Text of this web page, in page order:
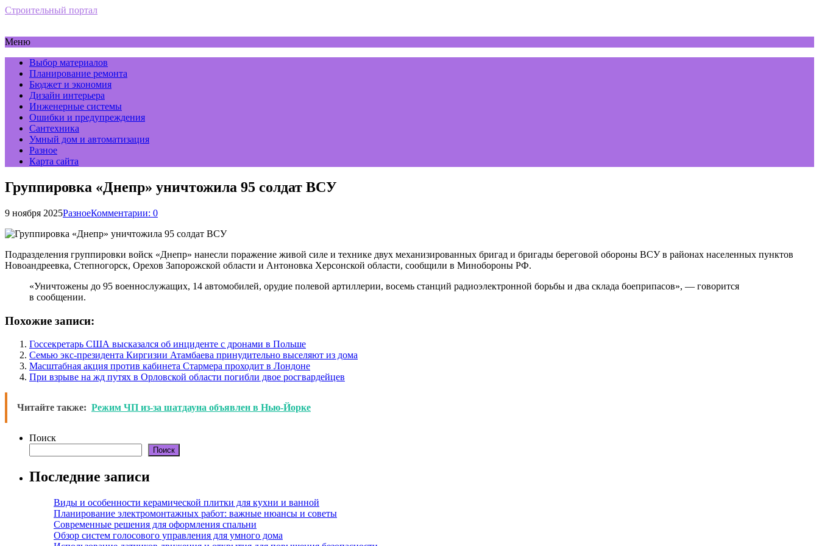
Строительный портал
Меню
Выбор материалов
Планирование ремонта
Бюджет и экономия
Дизайн интерьера
Инженерные системы
Ошибки и предупреждения
Сантехника
Умный дом и автоматизация
Разное
Карта сайта
Группировка «Днепр» уничтожила 95 солдат ВСУ
9 ноября 2025РазноеКомментарии: 0
Подразделения группировки войск «Днепр» нанесли поражение живой силе и технике двух механизированных бригад и бригады береговой обороны ВСУ в районах населенных пунктов
Новоандреевка, Степногорск, Орехов Запорожской области и Антоновка Херсонской области, сообщили в Минобороны РФ.
«Уничтожены до 95 военнослужащих, 14 автомобилей, орудие полевой артиллерии, восемь станций радиоэлектронной борьбы и два склада боеприпасов», — говорится
в сообщении.
Похожие записи:
Госсекретарь США высказался об инциденте с дронами в Польше
Семью экс-президента Киргизии Атамбаева принудительно выселяют из дома
Масштабная акция против кабинета Стармера проходит в Лондоне
При взрыве на жд путях в Орловской области погибли двое росгвардейцев
Читайте также: Режим ЧП из-за шатдауна объявлен в Нью-Йорке
Поиск
Поиск
Последние записи
Виды и особенности керамической плитки для кухни и ванной
Планирование электромонтажных работ: важные нюансы и советы
Современные решения для оформления спальни
Обзор систем голосового управления для умного дома